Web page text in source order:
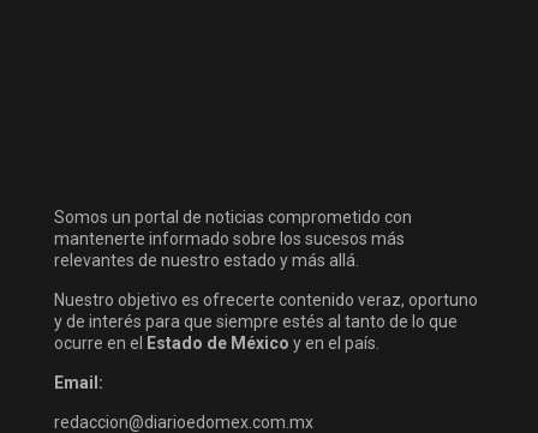
Somos un portal de noticias comprometido con
mantenerte informado sobre los sucesos más
relevantes de nuestro estado y más allá.
Nuestro objetivo es ofrecerte contenido veraz, oportuno
y de interés para que siempre estés al tanto de lo que
ocurre en el
Estado de México y en el país.
Email:
redaccion@diarioedomex.com.mx